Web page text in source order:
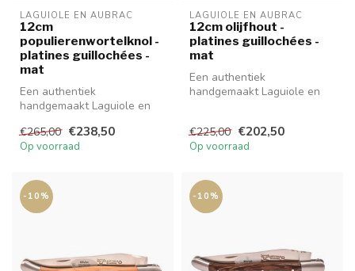
LAGUIOLE EN AUBRAC
12cm
populierenwortelknol -
platines guillochées -
mat
Een authentiek
handgemaakt Laguiole en
kwaliteit met prachti...
€265,00 €238,50
Op voorraad
LAGUIOLE EN AUBRAC
12cm olijfhout -
platines guillochées -
mat
Een authentiek
handgemaakt Laguiole en
€225,00 €202,50
Op voorraad
-10% -10%